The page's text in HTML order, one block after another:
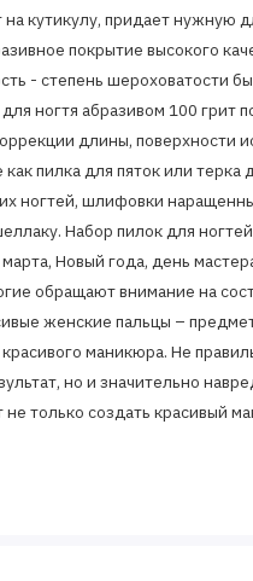
кутикулу, придает нужную
покрытие высокого
- степень шероховатости
ногтя абразивом 100 грит
длины, поверхности
пилка для пяток или терка
ногтей, шлифовки
Набор пилок для
Новый года, день
обращают внимание на
женские пальцы –
маникюра. Не
но и значительно
только создать красивый